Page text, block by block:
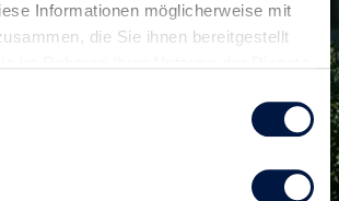
Informationen möglicherweise mit
die Sie ihnen bereitgestellt
Outdoor Terrassen zum
m2 / aussen 870 m2) inkl.
Liegewiesen und